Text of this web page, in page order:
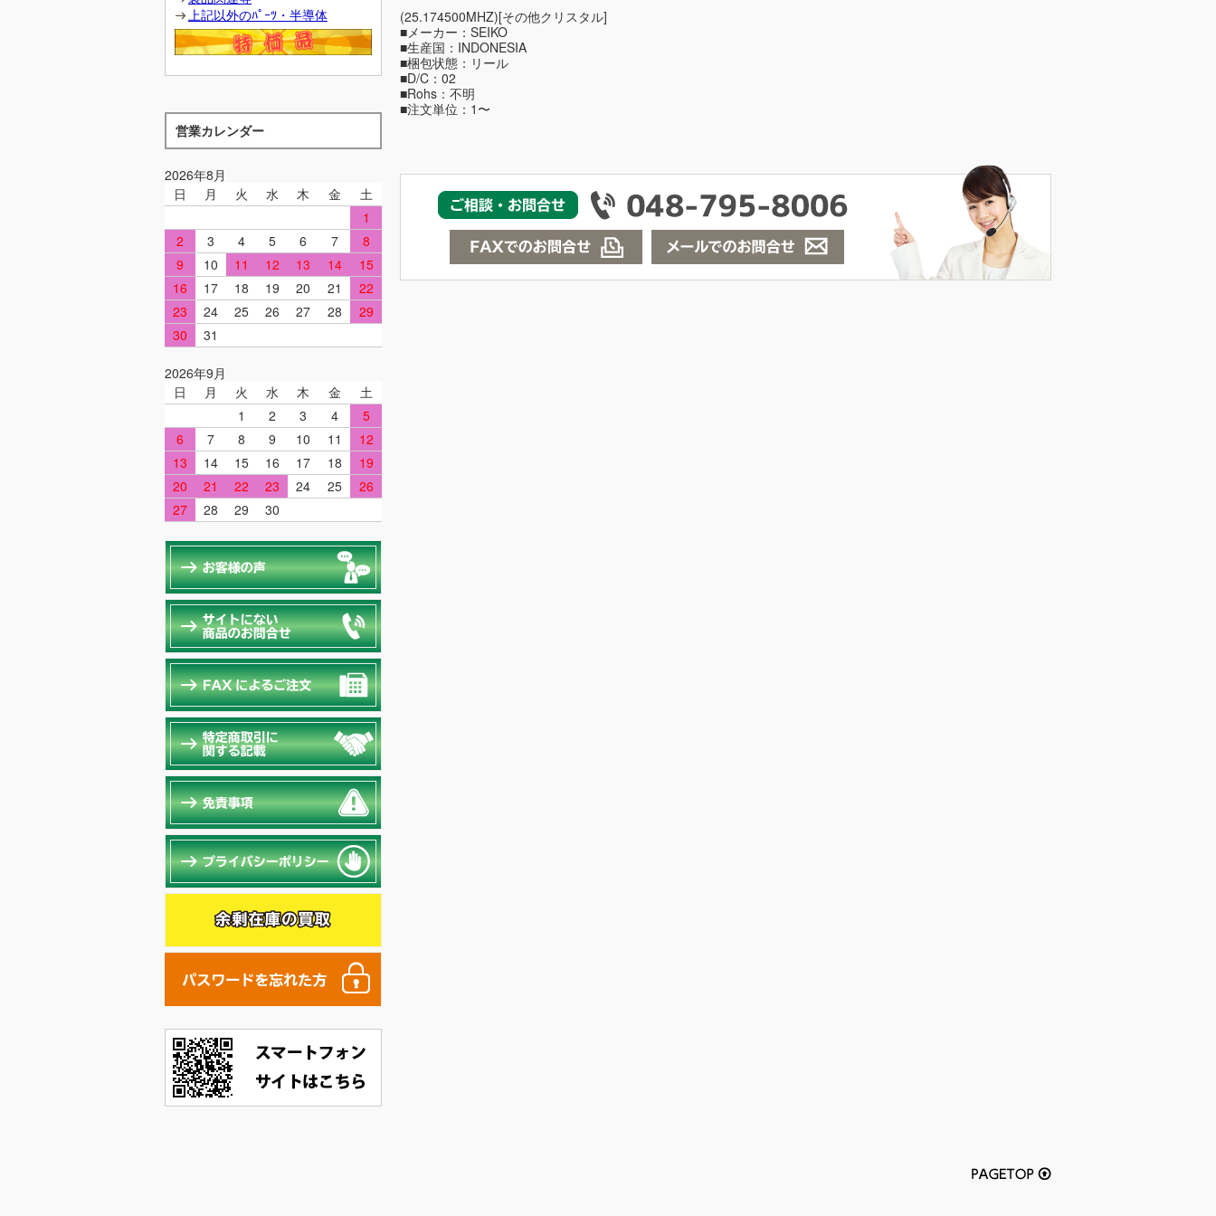
上記以外のﾊﾟｰﾂ・半導体
営業カレンダー
2026年8月
日
月 火 水 木 金
土
1
2
3 4 5 6 7
8
9
10 11 12 13 14
15
16
17 18 19 20 21
22
23
24 25 26 27 28
29
30
31
2026年9月
日
月 火 水 木 金
土
1
2 3 4
5
6
7 8 9 10 11
12
13
14 15 16 17 18
19
20
21 22 23 24 25
26
27
28 29 30
(25.174500MHZ)[その他クリスタル]
■メーカー：SEIKO
■生産国：INDONESIA
■梱包状態：リール
■D/C：02
■Rohs：不明
■注文単位：1〜